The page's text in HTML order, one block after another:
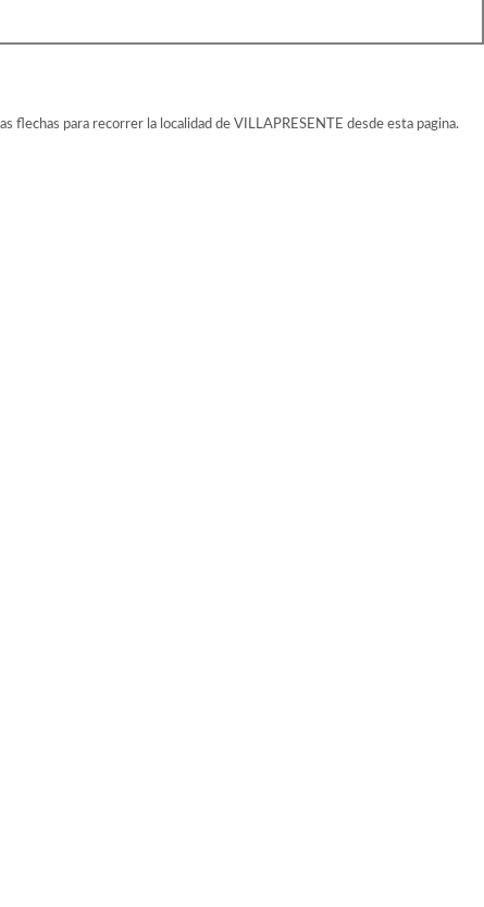
flechas para recorrer la localidad de VILLAPRESENTE desde esta pagina.